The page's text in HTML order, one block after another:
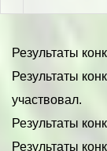
Результаты
Результаты
участвовал.
Результаты
Результаты